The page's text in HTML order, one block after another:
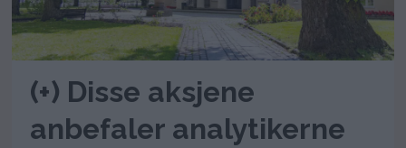
(+) Disse aksjene
anbefaler analytikerne